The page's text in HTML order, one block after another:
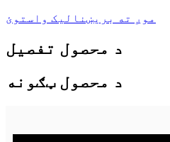
موږ ته بریښنالیک واستوئ
د محصول تفصیل
د محصول ټګونه